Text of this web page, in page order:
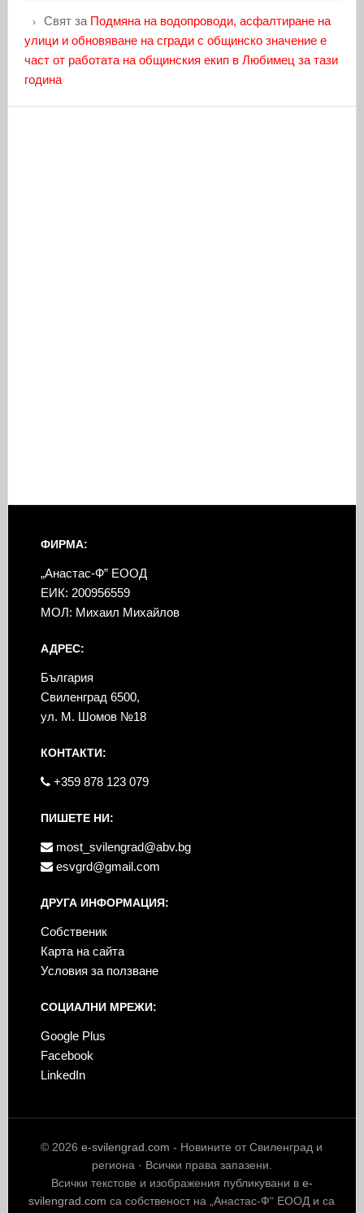
Святза Подмяна на водопроводи, асфалтиране на
улици и обновяване на сгради с общинско значение е
част от работата на общинския екип в Любимец за тази
година
ФИРМА:
„Анастас-Ф” ЕООД
ЕИК: 200956559
МОЛ: Михаил Михайлов
АДРЕС:
България
Свиленград 6500,
ул. М. Шомов №18
КОНТАКТИ:
+359 878 123 079
ПИШЕТЕ НИ:
most_svilengrad@abv.bg
esvgrd@gmail.com
ДРУГА ИНФОРМАЦИЯ:
Собственик
Карта на сайта
Условия за ползване
СОЦИАЛНИ МРЕЖИ:
Google Plus
Facebook
LinkedIn
© 2026e-svilengrad.com - Новините от Свиленград и
региона · Всички права запазени.
Всички текстове и изображения публикувани в e-
svilengrad.com са собственост на „Анастас-Ф“ ЕООД и са